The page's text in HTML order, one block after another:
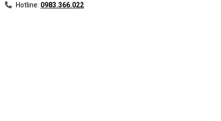
Hotline: 0983.366.022